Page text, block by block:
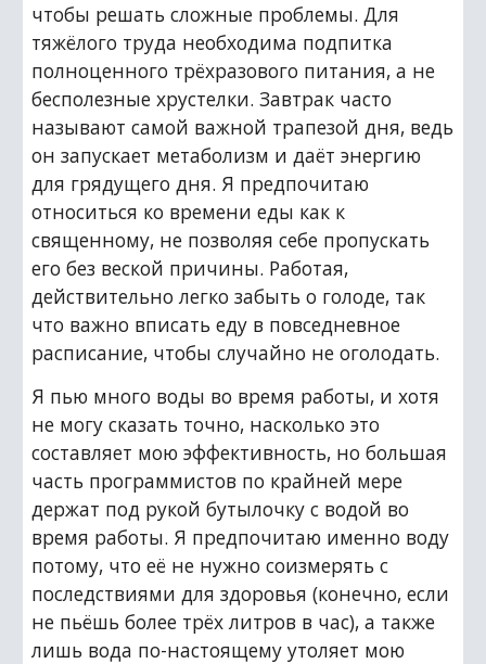
чтобы решать сложные проблемы. Для
тяжёлого труда необходима подпитка
полноценного трёхразового питания, а не
бесполезные хрустелки. Завтрак часто
называют самой важной трапезой дня, ведь
он запускает метаболизм и даёт энергию
для грядущего дня. Я предпочитаю
относиться ко времени еды как к
священному, не позволяя себе пропускать
его без веской причины. Работая,
действительно легко забыть о голоде, так
что важно вписать еду в повседневное
расписание, чтобы случайно не оголодать.
Я пью много воды во время работы, и хотя
не могу сказать точно, насколько это
составляет мою эффективность, но большая
часть программистов по крайней мере
держат под рукой бутылочку с водой во
время работы. Я предпочитаю именно воду
потому, что её не нужно соизмерять с
последствиями для здоровья (конечно, если
не пьёшь более трёх литров в час), а также
лишь вода по-настоящему утоляет мою